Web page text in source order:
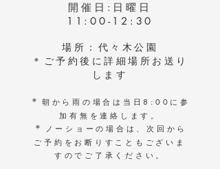
開催日:日曜日
11:00-12:30
場所：代々木公園
​＊ご予約後に詳細場所お送り
します
＊​ 朝から雨の場合は当日8:00に参
加有無を連絡します。
＊​
ノーショーの場合は、次回から
ご予約をお断りすこともございま
すのでご了承ください。